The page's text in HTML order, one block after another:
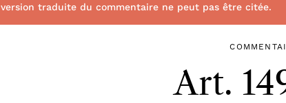
version traduite du commentaire ne peut pas être citée.
Art.